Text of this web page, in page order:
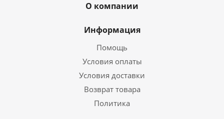
О компании
Информация
Помощь
Условия оплаты
Условия доставки
Возврат товара
Политика